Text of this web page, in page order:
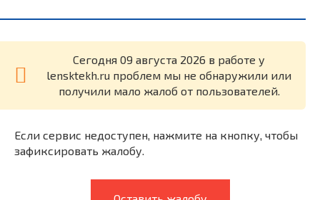
Cегодня 09 августа 2026 в работе у
lensktekh.ru проблем мы не обнаружили или
получили мало жалоб от пользователей.
Если сервис недоступен, нажмите на кнопку, чтобы
зафиксировать жалобу.